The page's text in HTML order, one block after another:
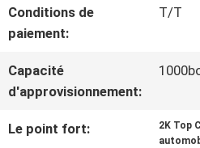
LA
QUALITÉ
CONTACT
Conditions de
paiement:
T/T
Capacité
d'approvisionnement:
Le point fort:
2K Top